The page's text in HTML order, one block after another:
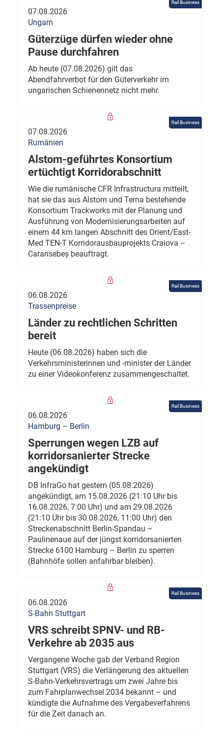
Rail Business
07.08.2026
Ungarn
Güterzüge dürfen wieder ohne
Pause durchfahren
Ab heute (07.08.2026) gilt das
Abendfahrverbot für den Güterverkehr im
ungarischen Schienennetz nicht mehr.
Rail Business
07.08.2026
Rumänien
Alstom-geführtes Konsortium
ertüchtigt Korridorabschnitt
Wie die rumänische CFR Infrastructura mitteilt,
hat sie das aus Alstom und Terna bestehende
Konsortium Trackworks mit der Planung und
Ausführung von Modernisierungsarbeiten auf
einem 44 km langen Abschnitt des Orient/East-
Med TEN-T Korridorausbauprojekts Craiova –
Caransebeș beauftragt.
Rail Business
06.08.2026
Trassenpreise
Länder zu rechtlichen Schritten
bereit
Heute (06.08.2026) haben sich die
Verkehrsministerinnen und -minister der Länder
zu einer Videokonferenz zusammengeschaltet.
Rail Business
06.08.2026
Hamburg – Berlin
Sperrungen wegen LZB auf
korridorsanierter Strecke
angekündigt
DB InfraGo hat gestern (05.08.2026)
angekündigt, am 15.08.2026 (21:10 Uhr bis
16.08.2026, 7:00 Uhr) und am 29.08.2026
(21:10 Uhr bis 30.08.2026, 11:00 Uhr) den
Streckenabschnitt Berlin-Spandau –
Paulinenaue auf der jüngst korridorsanierten
Strecke 6100 Hamburg – Berlin zu sperren
(Bahnhöfe sollen anfahrbar bleiben).
Rail Business
06.08.2026
S-Bahn Stuttgart
VRS schreibt SPNV- und RB-
Verkehre ab 2035 aus
Vergangene Woche gab der Verband Region
Stuttgart (VRS) die Verlängerung des aktuellen
S-Bahn-Verkehrsvertrags um zwei Jahre bis
zum Fahrplanwechsel 2034 bekannt – und
kündigte die Aufnahme des Vergabeverfahrens
für die Zeit danach an.